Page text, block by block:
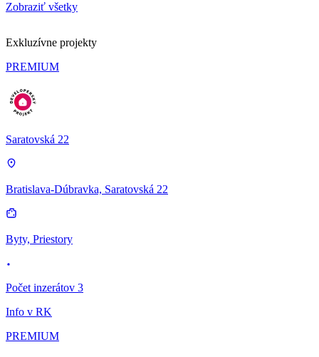
Zobraziť všetky
Exkluzívne projekty
PREMIUM
Saratovská 22
Bratislava-Dúbravka, Saratovská 22
Byty, Priestory
Počet inzerátov 3
Info v RK
PREMIUM